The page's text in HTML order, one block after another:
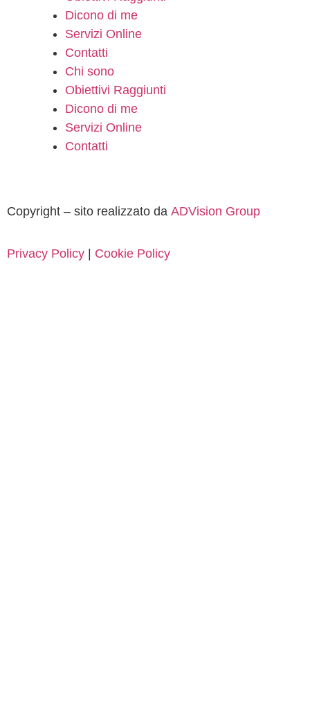
Dicono di me
Servizi Online
Contatti
Chi sono
Obiettivi Raggiunti
Dicono di me
Servizi Online
Contatti
Copyright – sito realizzato da ADVision Group
Privacy Policy Cookie Policy